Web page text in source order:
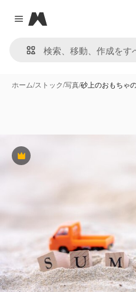
Close menu
Magnific
ホーム/ストック/写真/砂上のおもちゃ
Premium